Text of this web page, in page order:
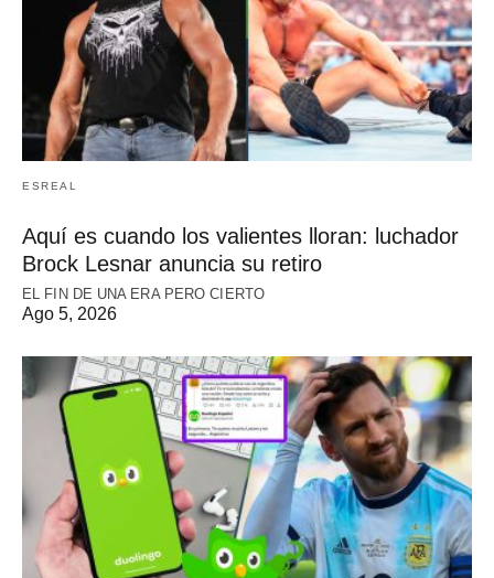
ESREAL
Aquí es cuando los valientes lloran: luchador
Brock Lesnar anuncia su retiro
EL FIN DE UNA ERA PERO CIERTO
Ago 5, 2026